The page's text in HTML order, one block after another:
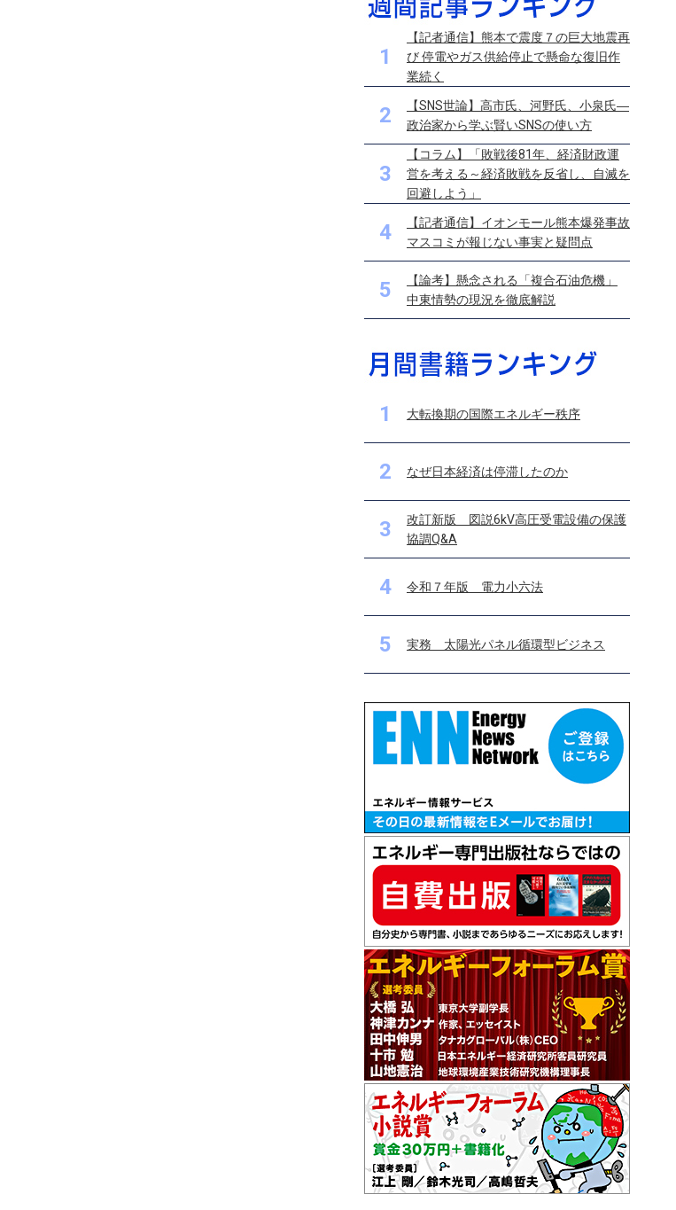
1
【記者通信】熊本で震度７の巨大地震再
び 停電やガス供給停止で懸命な復旧作
業続く
2
【SNS世論】高市氏、河野氏、小泉氏―
政治家から学ぶ賢いSNSの使い方
3
【コラム】「敗戦後81年、経済財政運
営を考える～経済敗戦を反省し、自滅を
回避しよう」
4
【記者通信】イオンモール熊本爆発事故
マスコミが報じない事実と疑問点
5
【論考】懸念される「複合石油危機」
中東情勢の現況を徹底解説
1 大転換期の国際エネルギー秩序
2 なぜ日本経済は停滞したのか
3
改訂新版 図説6kV高圧受電設備の保護
協調Q&A
4 令和７年版 電力小六法
5 実務 太陽光パネル循環型ビジネス